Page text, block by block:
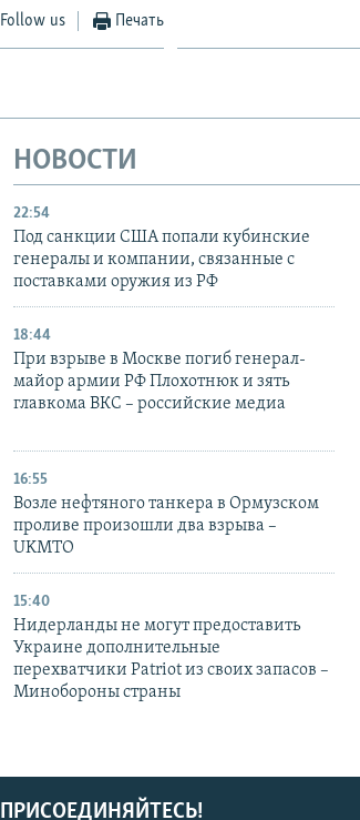
Follow us Печать
НОВОСТИ
22:54
Под санкции США попали кубинские
генералы и компании, связанные с
поставками оружия из РФ
18:44
При взрыве в Москве погиб генерал-
майор армии РФ Плохотнюк и зять
главкома ВКС – российские медиа
16:55
Возле нефтяного танкера в Ормузском
проливе произошли два взрыва –
UKMTO
15:40
Нидерланды не могут предоставить
Украине дополнительные
перехватчики Patriot из своих запасов –
Минобороны страны
ПРИСОЕДИНЯЙТЕСЬ!